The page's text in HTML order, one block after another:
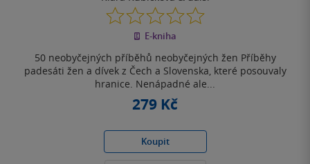
0.0
z
5
E-kniha
50 neobyčejných příběhů neobyčejných žen Příběhy
padesáti žen a dívek z Čech a Slovenska, které posouvaly
hranice. Nenápadné ale...
279 Kč
Koupit